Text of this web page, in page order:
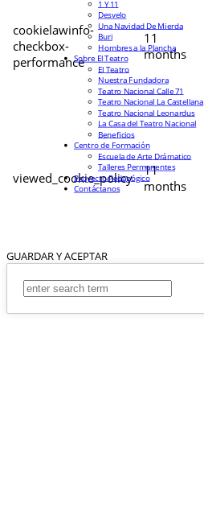
cookielawinfo-
checkbox-
performance
11
months
viewed_cookie_policy
11
months
GUARDAR Y ACEPTAR
1 Y 11
Desvelo
Una Navidad De Mierda
Buri
Hombres a la Plancha
Sobre El Teatro
El Teatro
Nuestra Fundadora
Teatro Nacional Calle 71
Teatro Nacional La Castellana
Teatro Nacional Leonardus
La Casa del Teatro Nacional
Beneficios
Centro de Formación
Escuela de Arte Drámatico
Talleres Permanentes
Proyecto Pedagógico
Contáctanos